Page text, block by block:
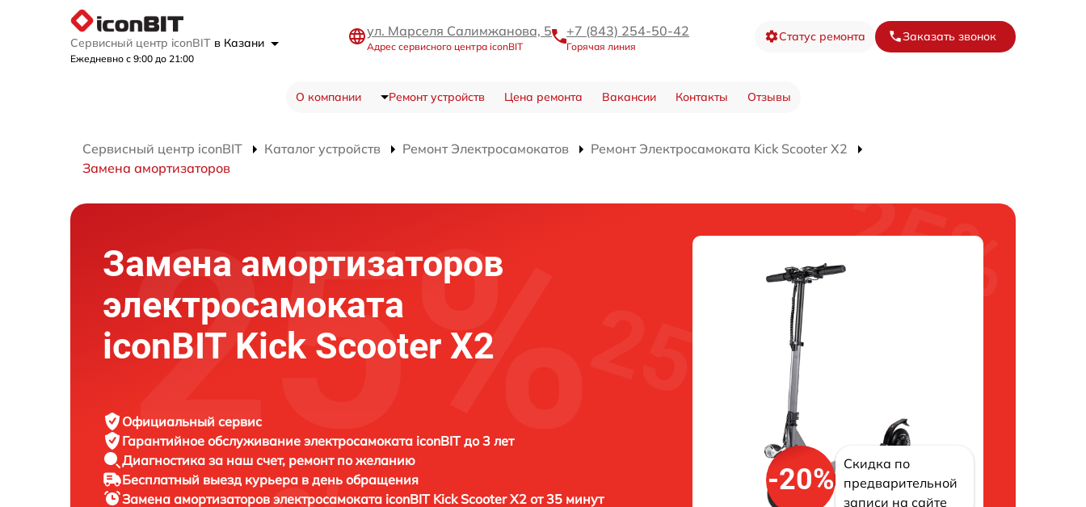
Сервисный центр iconBIT в Казани
Ежедневно с 9:00 до 21:00
ул. Марселя Салимжанова, 5
Адрес сервисного центра iconBIT
+7 (843) 254-50-42
Горячая линия
Статус ремонта Заказать звонок
О компании Ремонт устройств Цена ремонта Вакансии Контакты Отзывы
Сервисный центр iconBIT Каталог устройств Ремонт Электросамокатов
Ремонт Электросамоката Kick Scooter X2
Замена амортизаторов
Замена амортизаторов
электросамоката
iconBIT Kick Scooter X2
Официальный сервис
Гарантийное обслуживание электросамоката iconBIT до 3 лет
Диагностика за наш счет, ремонт по желанию
Бесплатный выезд курьера в день обращения
Замена амортизаторов электросамоката iconBIT Kick Scooter X2 от 35 минут
-20%
Скидка по
предварительной
записи на сайте